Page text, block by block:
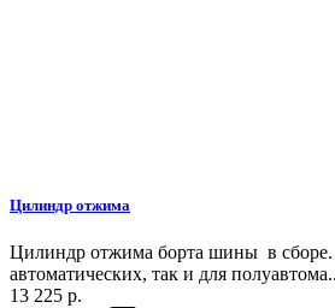
Цилиндр отжима
Цилиндр отжима борта шины в сборе.
автоматических, так и для полуавтома..
13 225 р.